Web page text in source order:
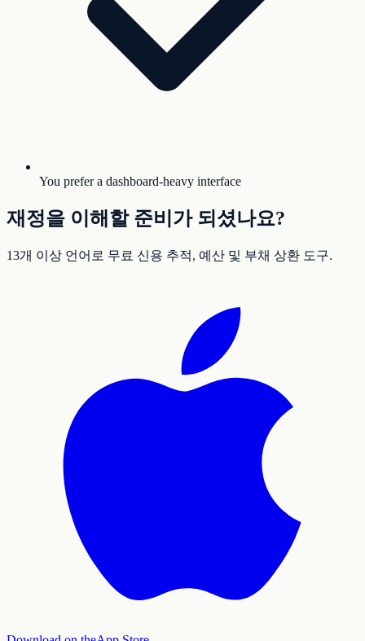
You prefer a dashboard-heavy interface
재정을 이해할 준비가 되셨나요?
13개 이상 언어로 무료 신용 추적, 예산 및 부채 상환 도구.